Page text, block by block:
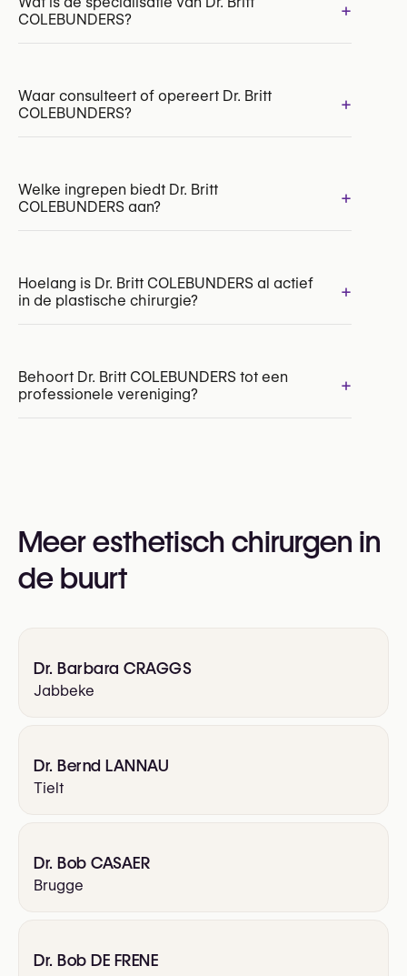
COLEBUNDERS?
+
INAMI/RIZIV:149303-77-210
Waar consulteert of opereert Dr. Britt
COLEBUNDERS?
+
Welke ingrepen biedt Dr. Britt
COLEBUNDERS aan?
+
Borstvergroting met borstimplantaten
Borstlift (mastopexie)
Borstreconstructie
Correctie van borstasymmetrie
Hoelang is Dr. Britt COLEBUNDERS al actief
in de plastische chirurgie?
+
Behoort Dr. Britt COLEBUNDERS tot een
professionele vereniging?
+
Groupement Belge des Spécialistes)
Meer esthetisch chirurgen in
de buurt
Dr. Barbara CRAGGS
Jabbeke
Dr. Bernd LANNAU
Tielt
Dr. Bob CASAER
Brugge
Dr. Bob DE FRENE